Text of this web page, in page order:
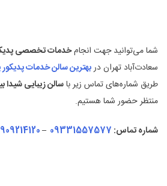
شما می‌توانید جهت انجامخدمات تخصصی
سعادت‌آباد تهران دربهترین سالن خدمات پدیکور
طریق شماره‌های تماس زیر باسالن زیبایی شیدا
منتظر حضور شما هستیم.
شماره تماس: 09331557577
–